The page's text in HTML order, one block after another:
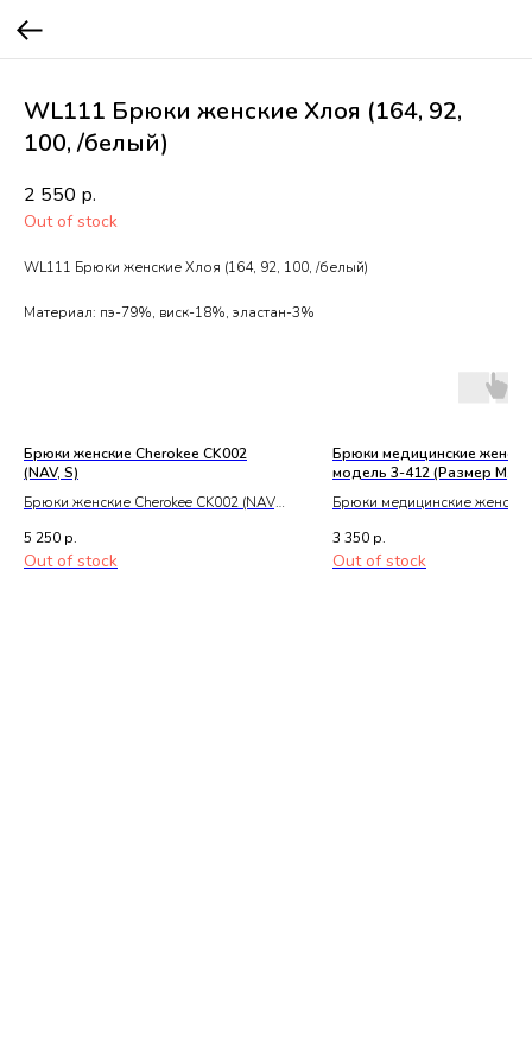
WL111 Брюки женские Хлоя (164, 92,
100, /белый)
2 550 р.
Out of stock
WL111 Брюки женские Хлоя (164, 92, 100, /белый)
Материал: пэ-79%, виск-18%, эластан-3%
Брюки женские Cherokee CK002
(NAV, S)
Брюки женские Cherokee CK002 (NAV,
5 250 р.
Out of stock
Брюки медицинские
модель 3-412 (Размер M,
Брюки медицинские
3 350 р.
Out of stock